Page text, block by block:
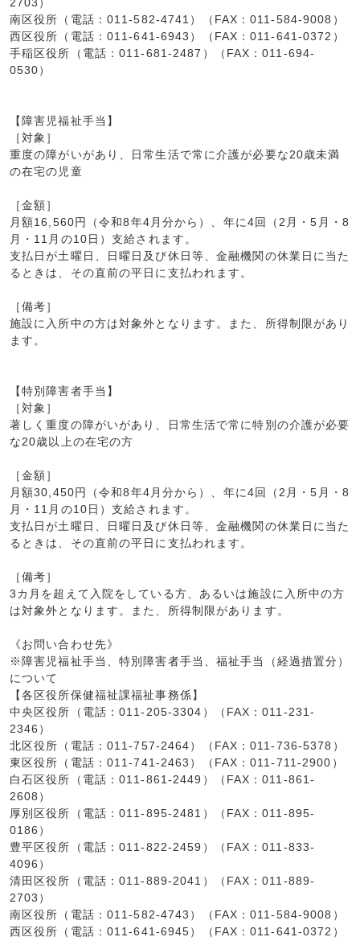
南区役所（電話：011-582-4741）（FAX：011-584-9008）
西区役所（電話：011-641-6943）（FAX：011-641-0372）
手稲区役所（電話：011-681-2487）（FAX：011-694-
0530）
【障害児福祉手当】
［対象］
重度の障がいがあり、日常生活で常に介護が必要な20歳未満
の在宅の児童
［金額］
月額16,560円（令和8年4月分から）、年に4回（2月・5月・8
月・11月の10日）支給されます。
支払日が土曜日、日曜日及び休日等、金融機関の休業日に当た
るときは、その直前の平日に支払われます。
［備考］
施設に入所中の方は対象外となります。また、所得制限があり
ます。
【特別障害者手当】
［対象］
著しく重度の障がいがあり、日常生活で常に特別の介護が必要
な20歳以上の在宅の方
［金額］
月額30,450円（令和8年4月分から）、年に4回（2月・5月・8
月・11月の10日）支給されます。
支払日が土曜日、日曜日及び休日等、金融機関の休業日に当た
るときは、その直前の平日に支払われます。
［備考］
3カ月を超えて入院をしている方、あるいは施設に入所中の方
は対象外となります。また、所得制限があります。
《お問い合わせ先》
※障害児福祉手当、特別障害者手当、福祉手当（経過措置分）
について
【各区役所保健福祉課福祉事務係】
中央区役所（電話：011-205-3304）（FAX：011-231-
2346）
北区役所（電話：011-757-2464）（FAX：011-736-5378）
東区役所（電話：011-741-2463）（FAX：011-711-2900）
白石区役所（電話：011-861-2449）（FAX：011-861-
2608）
厚別区役所（電話：011-895-2481）（FAX：011-895-
0186）
豊平区役所（電話：011-822-2459）（FAX：011-833-
4096）
清田区役所（電話：011-889-2041）（FAX：011-889-
2703）
南区役所（電話：011-582-4743）（FAX：011-584-9008）
西区役所（電話：011-641-6945）（FAX：011-641-0372）